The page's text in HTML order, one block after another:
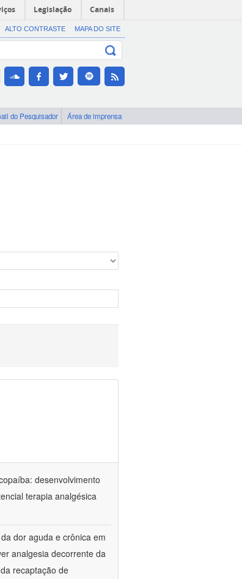
Legislação Canais
ALTO CONTRASTE MAPA DO SITE
do Pesquisador Área de imprensa
desenvolvimento
terapia analgésica
dor aguda e crônica em
analgesia decorrente da
recaptação de